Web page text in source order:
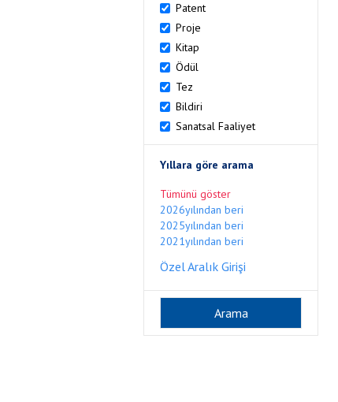
Patent
Proje
Kitap
Ödül
Tez
Bildiri
Sanatsal Faaliyet
Yıllara göre arama
Tümünü göster
2026yılından beri
2025yılından beri
2021yılından beri
Özel Aralık Girişi